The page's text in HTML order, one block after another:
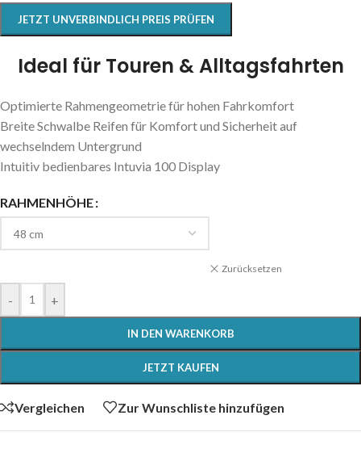
JETZT UNVERBINDLICH PREIS PRÜFEN
Ideal für Touren & Alltagsfahrten
Optimierte Rahmengeometrie für hohen Fahrkomfort
Breite Schwalbe Reifen für Komfort und Sicherheit auf
wechselndem Untergrund
Intuitiv bedienbares Intuvia 100 Display
RAHMENHÖHE
Zurücksetzen
- +
IN DEN WARENKORB
JETZT KAUFEN
Vergleichen Zur Wunschliste hinzufügen